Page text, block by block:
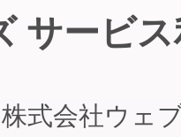
サービ
式会社ウェ